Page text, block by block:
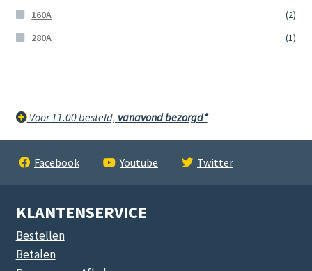
160A
(2)
280A
(1)
Voor 11.00 besteld, vanavond bezorgd*
Facebook Youtube Twitter
KLANTENSERVICE
Bestellen
Betalen